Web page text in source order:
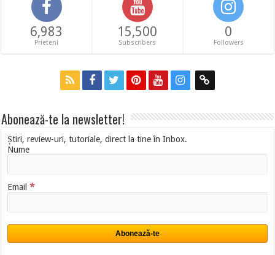
6,983
Prieteni
15,500
Subscribers
0
Followers
Abonează-te la newsletter!
Știri, review-uri, tutoriale, direct la tine în Inbox.
Nume
Email*